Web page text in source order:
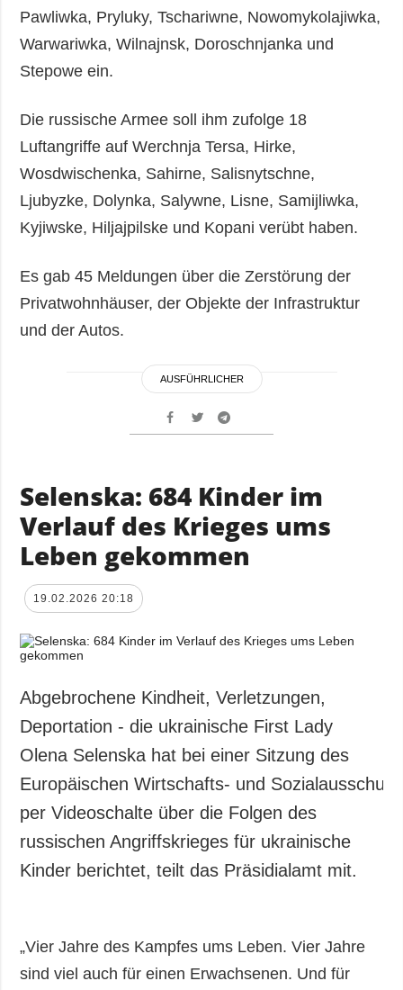
Pawliwka, Pryluky, Tschariwne, Nowomykolajiwka,
Warwariwka, Wilnajnsk, Doroschnjanka und
Stepowe ein.
Die russische Armee soll ihm zufolge 18
Luftangriffe auf Werchnja Tersa, Hirke,
Wosdwischenka, Sahirne, Salisnytschne,
Ljubyzke, Dolynka, Salywne, Lisne, Samijliwka,
Kyjiwske, Hiljajpilske und Kopani verübt haben.
Es gab 45 Meldungen über die Zerstörung der
Privatwohnhäuser, der Objekte der Infrastruktur
und der Autos.
AUSFÜHRLICHER
Selenska: 684 Kinder im
Verlauf des Krieges ums
Leben gekommen
19.02.2026 20:18
Abgebrochene Kindheit, Verletzungen,
Deportation - die ukrainische First Lady
Olena Selenska hat bei einer Sitzung des
Europäischen Wirtschafts- und
per Videoschalte über die Folgen des
russischen Angriffskrieges für ukrainische
Kinder berichtet, teilt das Präsidialamt mit.
„Vier Jahre des Kampfes ums Leben. Vier Jahre
sind viel auch für einen Erwachsenen. Und für